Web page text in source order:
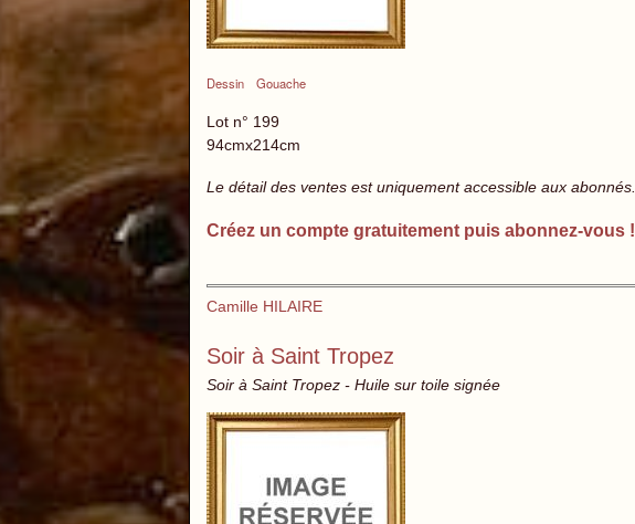
Dessin Gouache
Lot n° 199
94cmx214cm
Le détail des ventes est uniquement accessible aux abonnés.
Créez un compte gratuitement puis abonnez-vous !
Camille HILAIRE
Soir à Saint Tropez
Soir à Saint Tropez - Huile sur toile signée